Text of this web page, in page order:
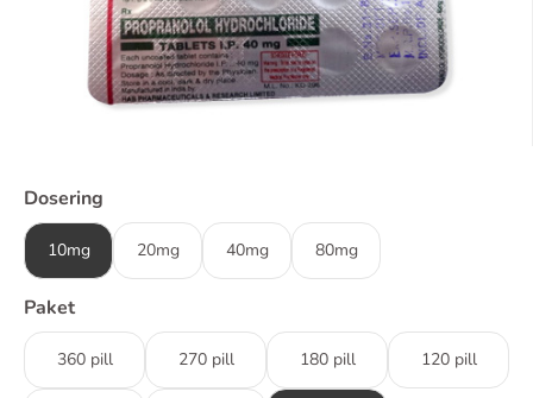
Dosering
10mg 20mg 40mg 80mg
Paket
360 pill 270 pill 180 pill 120 pill